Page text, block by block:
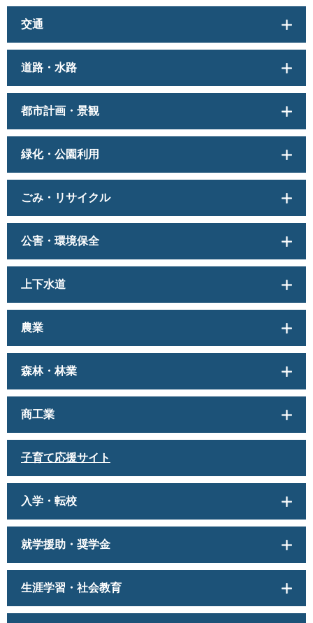
交通
道路・水路
都市計画・景観
緑化・公園利用
ごみ・リサイクル
公害・環境保全
上下水道
農業
森林・林業
商工業
子育て応援サイト
入学・転校
就学援助・奨学金
生涯学習・社会教育